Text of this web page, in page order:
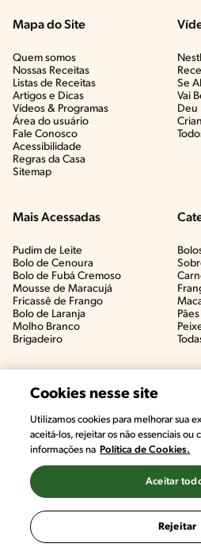
Mapa do Site
Quem somos
Nossas Receitas
Listas de Receitas​
Artigos e Dicas​
Vídeos & Programas​
Área do usuário
Fale Conosco
Acessibilidade
Regras da Casa
Sitemap
Se
Vai
Deu
Mais Acessadas
Pudim de Leite
Bolo de Cenoura
Bolo de Fubá Cremoso
Mousse de Maracujá
Fricassê de Frango
Bolo de Laranja
Molho Branco
Brigadeiro
Cookies nesse site
Utilizamos cookies para melhorar sua
aceitá-los, rejeitar os não essenciais ou
informações na Política de Cookies.
Rejeitar
Aceitar